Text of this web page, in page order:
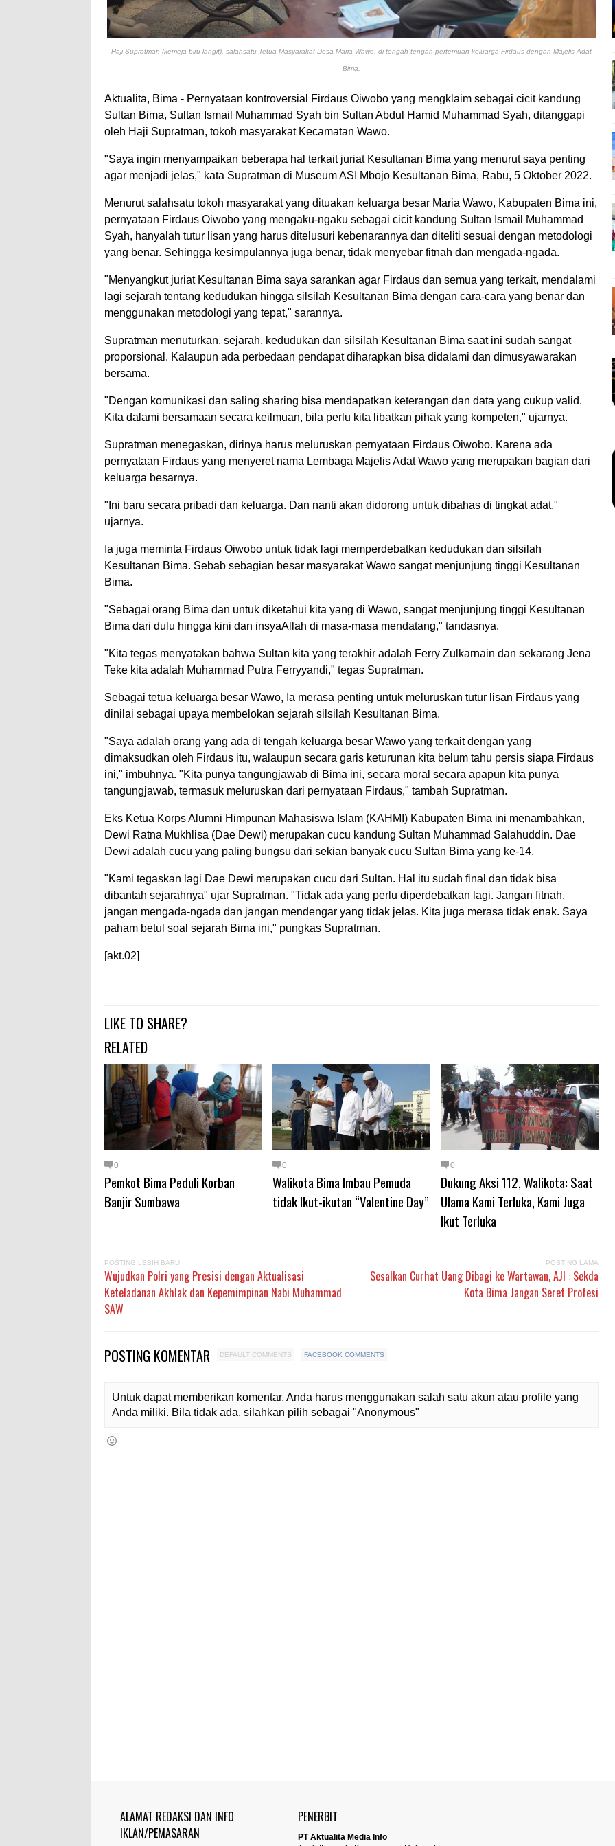
Haji Supratman (kemeja biru langit), salahsatu Tetua Masyarakat Desa Maria Wawo, di tengah-tengah pertemuan keluarga Firdaus dengan Majelis Adat
Bima.
Aktualita, Bima - Pernyataan kontroversial Firdaus Oiwobo yang mengklaim sebagai cicit kandung
Sultan Bima, Sultan Ismail Muhammad Syah bin Sultan Abdul Hamid Muhammad Syah, ditanggapi
oleh Haji Supratman, tokoh masyarakat Kecamatan Wawo.
"Saya ingin menyampaikan beberapa hal terkait juriat Kesultanan Bima yang menurut saya penting
agar menjadi jelas," kata Supratman di Museum ASI Mbojo Kesultanan Bima, Rabu, 5 Oktober 2022.
Menurut salahsatu tokoh masyarakat yang dituakan keluarga besar Maria Wawo, Kabupaten Bima ini,
pernyataan Firdaus Oiwobo yang mengaku-ngaku sebagai cicit kandung Sultan Ismail Muhammad
Syah, hanyalah tutur lisan yang harus ditelusuri kebenarannya dan diteliti sesuai dengan metodologi
yang benar. Sehingga kesimpulannya juga benar, tidak menyebar fitnah dan mengada-ngada.
"Menyangkut juriat Kesultanan Bima saya sarankan agar Firdaus dan semua yang terkait, mendalami
lagi sejarah tentang kedudukan hingga silsilah Kesultanan Bima dengan cara-cara yang benar dan
menggunakan metodologi yang tepat," sarannya.
Supratman menuturkan, sejarah, kedudukan dan silsilah Kesultanan Bima saat ini sudah sangat
proporsional. Kalaupun ada perbedaan pendapat diharapkan bisa didalami dan dimusyawarakan
bersama.
"Dengan komunikasi dan saling sharing bisa mendapatkan keterangan dan data yang cukup valid.
Kita dalami bersamaan secara keilmuan, bila perlu kita libatkan pihak yang kompeten," ujarnya.
Supratman menegaskan, dirinya harus meluruskan pernyataan Firdaus Oiwobo. Karena ada
pernyataan Firdaus yang menyeret nama Lembaga Majelis Adat Wawo yang merupakan bagian dari
keluarga besarnya.
"Ini baru secara pribadi dan keluarga. Dan nanti akan didorong untuk dibahas di tingkat adat,"
ujarnya.
Ia juga meminta Firdaus Oiwobo untuk tidak lagi memperdebatkan kedudukan dan silsilah
Kesultanan Bima. Sebab sebagian besar masyarakat Wawo sangat menjunjung tinggi Kesultanan
Bima.
"Sebagai orang Bima dan untuk diketahui kita yang di Wawo, sangat menjunjung tinggi Kesultanan
Bima dari dulu hingga kini dan insyaAllah di masa-masa mendatang," tandasnya.
"Kita tegas menyatakan bahwa Sultan kita yang terakhir adalah Ferry Zulkarnain dan sekarang Jena
Teke kita adalah Muhammad Putra Ferryyandi," tegas Supratman.
Sebagai tetua keluarga besar Wawo, Ia merasa penting untuk meluruskan tutur lisan Firdaus yang
dinilai sebagai upaya membelokan sejarah silsilah Kesultanan Bima.
"Saya adalah orang yang ada di tengah keluarga besar Wawo yang terkait dengan yang
dimaksudkan oleh Firdaus itu, walaupun secara garis keturunan kita belum tahu persis siapa Firdaus
ini," imbuhnya. "Kita punya tangungjawab di Bima ini, secara moral secara apapun kita punya
tangungjawab, termasuk meluruskan dari pernyataan Firdaus," tambah Supratman.
Eks Ketua Korps Alumni Himpunan Mahasiswa Islam (KAHMI) Kabupaten Bima ini menambahkan,
Dewi Ratna Mukhlisa (Dae Dewi) merupakan cucu kandung Sultan Muhammad Salahuddin. Dae
Dewi adalah cucu yang paling bungsu dari sekian banyak cucu Sultan Bima yang ke-14.
"Kami tegaskan lagi Dae Dewi merupakan cucu dari Sultan. Hal itu sudah final dan tidak bisa
dibantah sejarahnya" ujar Supratman. "Tidak ada yang perlu diperdebatkan lagi. Jangan fitnah,
jangan mengada-ngada dan jangan mendengar yang tidak jelas. Kita juga merasa tidak enak. Saya
paham betul soal sejarah Bima ini," pungkas Supratman.
[akt.02]
LIKE TO SHARE?
RELATED
0
Pemkot Bima Peduli Korban
Banjir Sumbawa
0
Walikota Bima Imbau Pemuda
tidak Ikut-ikutan “Valentine Day”
0
Dukung Aksi 112, Walikota: Saat
Ulama Kami Terluka, Kami Juga
Ikut Terluka
POSTING LEBIH BARU
Wujudkan Polri yang Presisi dengan Aktualisasi
Keteladanan Akhlak dan Kepemimpinan Nabi Muhammad
SAW
POSTING LAMA
Sesalkan Curhat Uang Dibagi ke Wartawan, AJI : Sekda
Kota Bima Jangan Seret Profesi
POSTING KOMENTAR DEFAULT COMMENTS FACEBOOK COMMENTS
Untuk dapat memberikan komentar, Anda harus menggunakan salah satu akun atau profile yang
Anda miliki. Bila tidak ada, silahkan pilih sebagai "Anonymous"
ALAMAT REDAKSI DAN INFO
IKLAN/PEMASARAN
PENERBIT
PT Aktualita Media Info